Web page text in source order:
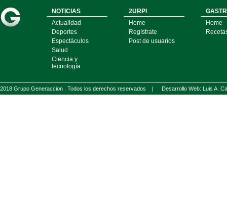
NOTICIAS
Actualidad
Deportes
Espectáculos
Salud
Ciencia y
tecnología
2URPI
Home
Regístrate
Post de usuarios
Home
2018 Grupo Generaccion . Todos los derechos reservados | Desarrollo Web: Luis